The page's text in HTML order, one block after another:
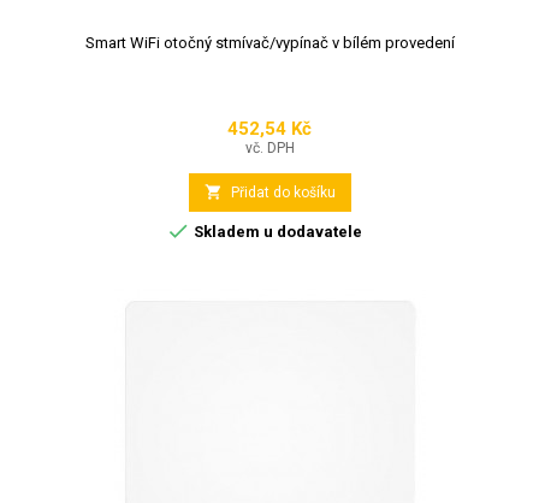
Smart WiFi otočný stmívač/vypínač v bílém provedení
Cena
452,54 Kč
vč. DPH
 Přidat do košíku
 Skladem u dodavatele